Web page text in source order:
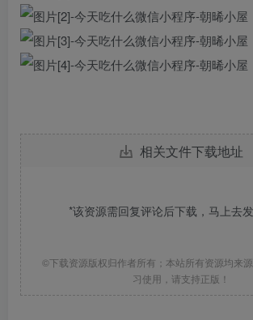
相关文件下载地址
*该资源需回复评论后下载，马上去
©下载资源版权归作者所有；本站所有资源均来
习使用，请支持正版！